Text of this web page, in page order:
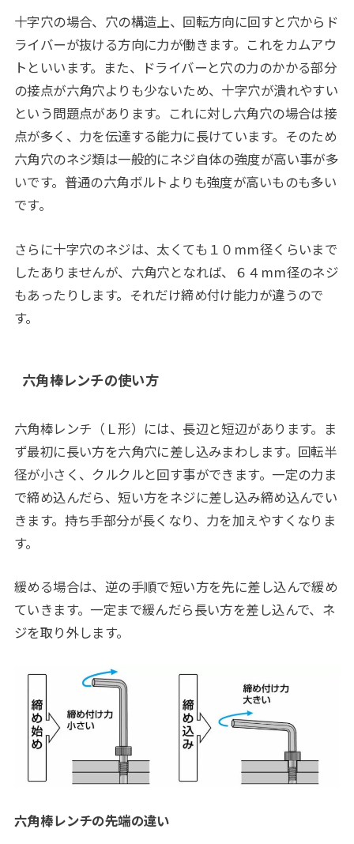
十字穴の場合、穴の構造上、回転方向に回すと穴からド
ライバーが抜ける方向に力が働きます。これをカムアウ
トといいます。また、ドライバーと穴の力のかかる部分
の接点が六角穴よりも少ないため、十字穴が潰れやすい
という問題点があります。これに対し六角穴の場合は接
点が多く、力を伝達する能力に長けています。そのため
六角穴のネジ類は一般的にネジ自体の強度が高い事が多
いです。普通の六角ボルトよりも強度が高いものも多い
です。
さらに十字穴のネジは、太くても１０mm径くらいまで
したありませんが、六角穴となれば、６４mm径のネジ
もあったりします。それだけ締め付け能力が違うので
す。
六角棒レンチの使い方
六角棒レンチ（Ｌ形）には、長辺と短辺があります。ま
ず最初に長い方を六角穴に差し込みまわします。回転半
径が小さく、クルクルと回す事ができます。一定の力ま
で締め込んだら、短い方をネジに差し込み締め込んでい
きます。持ち手部分が長くなり、力を加えやすくなりま
す。
緩める場合は、逆の手順で短い方を先に差し込んで緩め
ていきます。一定まで緩んだら長い方を差し込んで、ネ
ジを取り外します。
六角棒レンチの先端の違い